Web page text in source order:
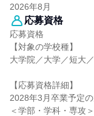
2026年8月
応募資格
応募資格
【対象の学校種】
大学院／大学／短大
【応募資格詳細】
2028年3月卒業予定
＜学部・学科・専攻＞